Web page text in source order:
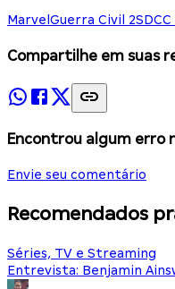
Marvel Guerra Civil 2SDCC
Compartilhe em suas
Encontrou algum erro
Envie seu comentário
Recomendados
Séries, TV e Streaming
Entrevista: Benjamin